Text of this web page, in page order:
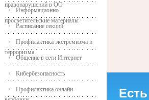
правонарушений в ОО
Информационно-
просветительские материалы
Расписание секций
Профилактика экстремизма и
терроризма
Общение в сети Интернет
Кибербезопасность
Профилактика онлайн-